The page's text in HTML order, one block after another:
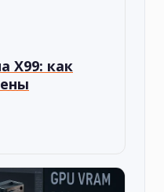
X99: как